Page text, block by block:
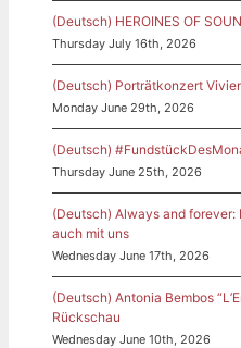
(Deutsch) HEROINES OF
Thursday July 16th, 2026
(Deutsch) Porträtkonzert
Monday June 29th, 2026
(Deutsch)
Thursday June 25th, 2026
(Deutsch) Always and forever:
auch mit uns
Wednesday June 17th, 2026
(Deutsch) Antonia Bembos
Rückschau
Wednesday June 10th, 2026